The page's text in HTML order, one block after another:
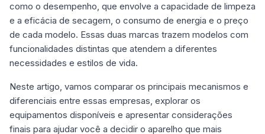
como o desempenho, que envolve a capacidade de limpeza
e a eficácia de secagem, o consumo de energia e o preço
de cada modelo. Essas duas marcas trazem modelos com
funcionalidades distintas que atendem a diferentes
necessidades e estilos de vida.
Neste artigo, vamos comparar os principais mecanismos e
diferenciais entre essas empresas, explorar os
equipamentos disponíveis e apresentar considerações
finais para ajudar você a decidir o aparelho que mais